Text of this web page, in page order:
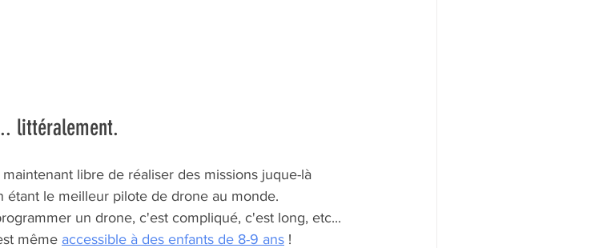
littéralement.
libre de réaliser des missions juque-là
étant le meilleur pilote de drone au monde.
un drone, c'est compliqué, c'est long, etc...
même accessible à des enfants de 8-9 ans !